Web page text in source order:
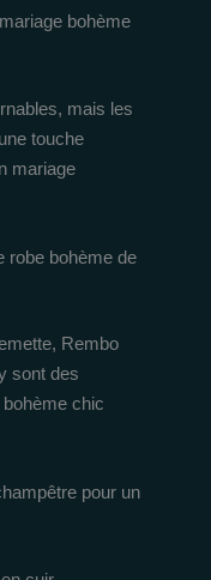
bohème
mais les
touche
mariage
robe bohème de
Rembo
sont des
chic
pour un